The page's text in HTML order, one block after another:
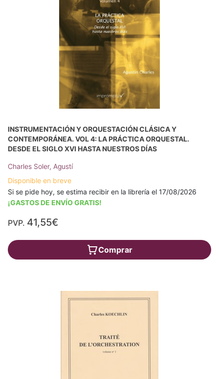
INSTRUMENTACIÓN Y ORQUESTACIÓN CLÁSICA Y
CONTEMPORÁNEA. VOL 4: LA PRÁCTICA ORQUESTAL.
DESDE EL SIGLO XVI HASTA NUESTROS DÍAS
Charles Soler, Agustí
Disponible en breve
Si se pide hoy, se estima recibir en la librería el 17/08/2026
¡GASTOS DE ENVÍO GRATIS!
PVP. 41,55€
Comprar